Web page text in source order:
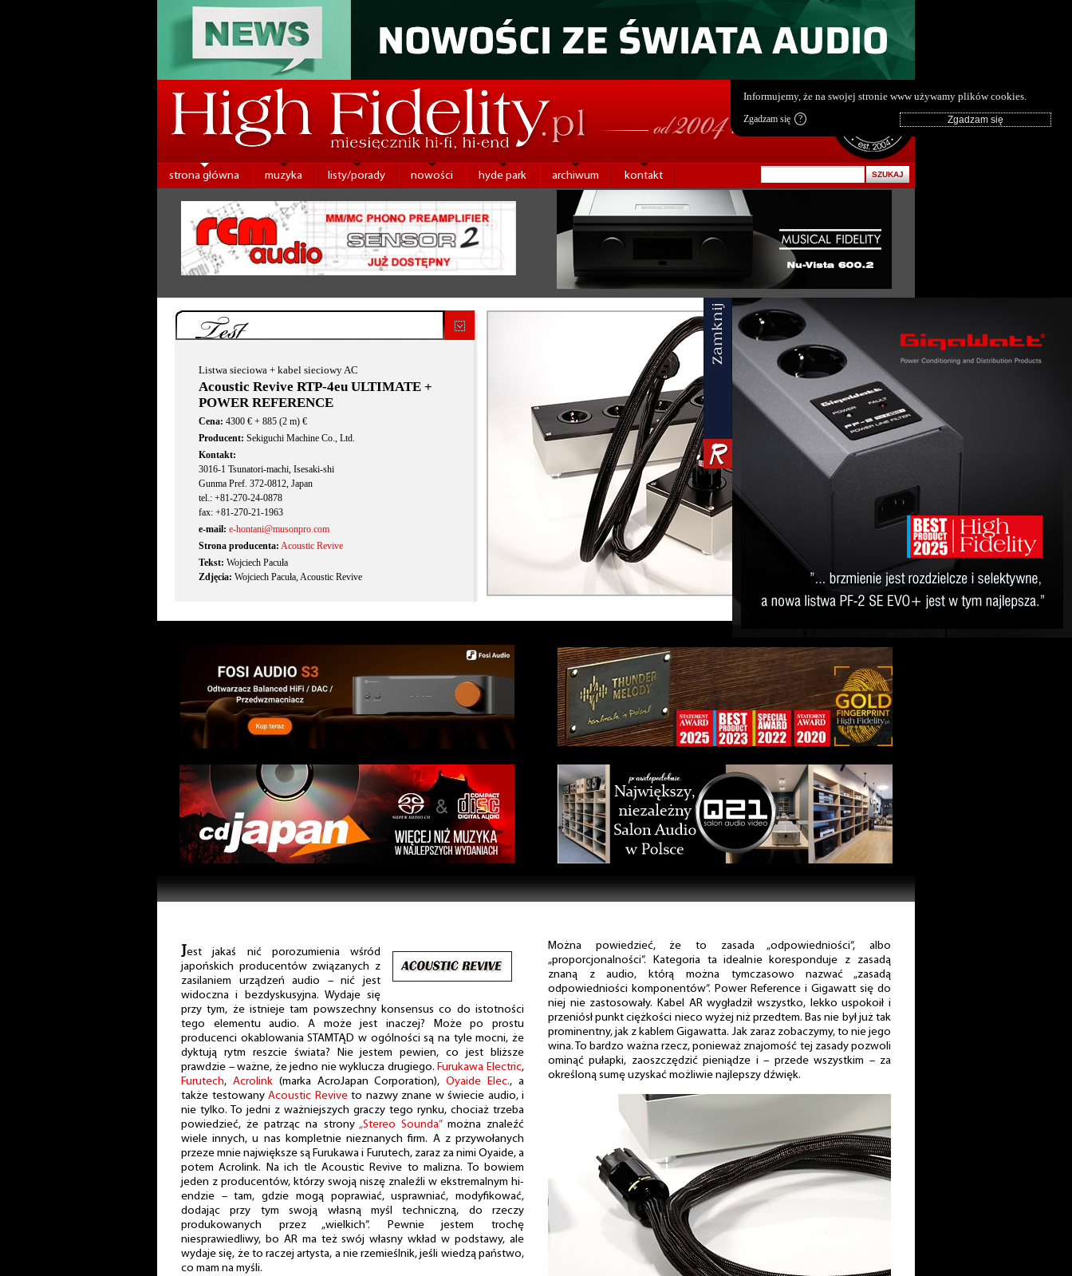
strona główna muzyka listy/porady nowości hyde park archiwum kontakt
Test
Listwa sieciowa + kabel sieciowy AC
Acoustic Revive RTP-4eu ULTIMATE +
POWER REFERENCE
Cena: 4300 € + 885 (2 m) €
Producent: Sekiguchi Machine Co., Ltd.
Kontakt:
3016-1 Tsunatori-machi, Isesaki-shi
Gunma Pref. 372-0812, Japan
tel.: +81-270-24-0878
fax: +81-270-21-1963
e-mail: e-hontani@musonpro.com
Strona producenta: Acoustic Revive
Tekst: Wojciech Pacuła
Zdjęcia: Wojciech Pacuła, Acoustic Revive
Jest jakaś nić porozumienia wśród
japońskich producentów związanych z
zasilaniem urządzeń audio – nić jest
widoczna i bezdyskusyjna. Wydaje się
przy tym, że istnieje tam powszechny konsensus co do istotności
tego elementu audio. A może jest inaczej? Może po prostu
producenci okablowania STAMTĄD w ogólności są na tyle mocni, że
dyktują rytm reszcie świata? Nie jestem pewien, co jest bliższe
prawdzie – ważne, że jedno nie wyklucza drugiego. Furukawa Electric,
Furutech, Acrolink(marka AcroJapan Corporation),Oyaide Elec., a
także testowany Acoustic Reviveto nazwy znane w świecie audio, i
nie tylko. To jedni z ważniejszych graczy tego rynku, chociaż trzeba
powiedzieć, że patrząc na strony „Stereo Sounda”można znaleźć
wiele innych, u nas kompletnie nieznanych firm. A z przywołanych
przeze mnie największe są Furukawa i Furutech, zaraz za nimi Oyaide, a
potem Acrolink. Na ich tle Acoustic Revive to malizna. To bowiem
jeden z producentów, którzy swoją niszę znaleźli w ekstremalnym hi-
endzie – tam, gdzie mogą poprawiać, usprawniać, modyfikować,
dodając przy tym swoją własną myśl techniczną, do rzeczy
produkowanych przez „wielkich”. Pewnie jestem trochę
niesprawiedliwy, bo AR ma też swój własny wkład w podstawy, ale
wydaje się, że to raczej artysta, a nie rzemieślnik, jeśli wiedzą państwo,
co mam na myśli.
Można powiedzieć, że to zasada „odpowiedniości”, albo
„proporcjonalności”. Kategoria ta idealnie koresponduje z zasadą
znaną z audio, którą można tymczasowo nazwać „zasadą
odpowiedniości komponentów”. Power Reference i Gigawatt się do
niej nie zastosowały. Kabel AR wygładził wszystko, lekko uspokoił i
przeniósł punkt ciężkości nieco wyżej niż przedtem. Bas nie był już tak
prominentny, jak z kablem Gigawatta. Jak zaraz zobaczymy, to nie jego
wina. To bardzo ważna rzecz, ponieważ znajomość tej zasady pozwoli
ominąć pułapki, zaoszczędzić pieniądze i – przede wszystkim – za
określoną sumę uzyskać możliwie najlepszy dźwięk.
Informujemy, że na swojej stronie www używamy plików cookies.
Zgadzam się ?